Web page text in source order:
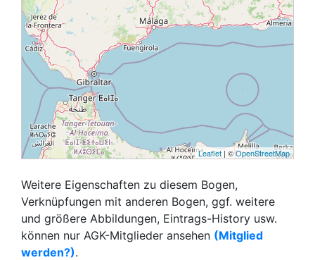
Leaflet| ©OpenStreetMap
Weitere Eigenschaften zu diesem Bogen,
Verknüpfungen mit anderen Bogen, ggf. weitere
und größere Abbildungen, Eintrags-History usw.
können nur AGK-Mitglieder ansehen (Mitglied
werden?).